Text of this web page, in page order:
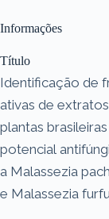
Informações
Título
Identificação de
ativas de
plantas
potencial
a Malassezia
e Malassezia